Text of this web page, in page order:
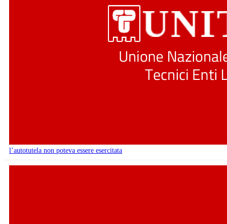
l’autotutela non poteva essere esercitata